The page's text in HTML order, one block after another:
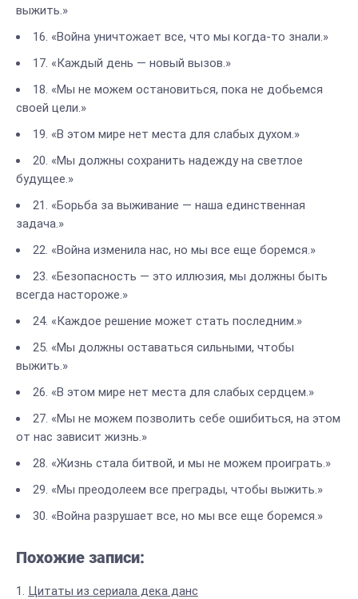
выжить.»
16. «Война уничтожает все, что мы когда-то знали.»
17. «Каждый день — новый вызов.»
18. «Мы не можем остановиться, пока не добьемся
своей цели.»
19. «В этом мире нет места для слабых духом.»
20. «Мы должны сохранить надежду на светлое
будущее.»
21. «Борьба за выживание — наша единственная
задача.»
22. «Война изменила нас, но мы все еще боремся.»
23. «Безопасность — это иллюзия, мы должны быть
всегда настороже.»
24. «Каждое решение может стать последним.»
25. «Мы должны оставаться сильными, чтобы
выжить.»
26. «В этом мире нет места для слабых сердцем.»
27. «Мы не можем позволить себе ошибиться, на этом
от нас зависит жизнь.»
28. «Жизнь стала битвой, и мы не можем проиграть.»
29. «Мы преодолеем все преграды, чтобы выжить.»
30. «Война разрушает все, но мы все еще боремся.»
Похожие записи:
Цитаты из сериала дека данс